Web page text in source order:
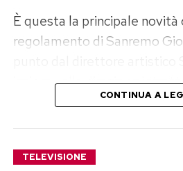
È questa la principale
regolamento di Sanremo
insieme alla direzione
Time della Rai. IlCONTINUA A
TELEVISIONE